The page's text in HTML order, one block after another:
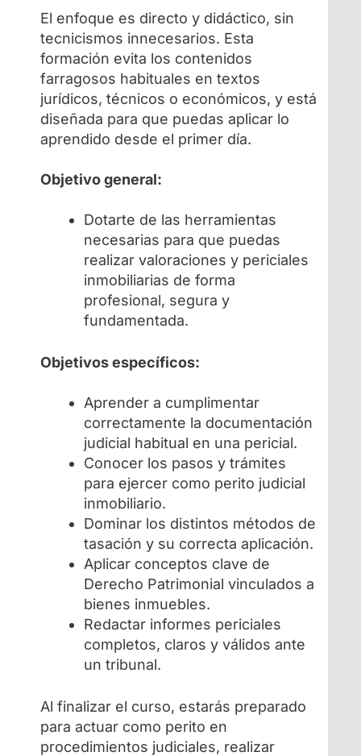
El enfoque es directo y didáctico, sin
tecnicismos innecesarios. Esta
formación evita los contenidos
farragosos habituales en textos
jurídicos, técnicos o económicos, y está
diseñada para que puedas aplicar lo
aprendido desde el primer día.
Objetivo general:
Dotarte de las herramientas
necesarias para que puedas
realizar valoraciones y periciales
inmobiliarias de forma
profesional, segura y
fundamentada.
Objetivos específicos:
Aprender a cumplimentar
correctamente la documentación
judicial habitual en una pericial.
Conocer los pasos y trámites
para ejercer como perito judicial
inmobiliario.
Dominar los distintos métodos de
tasación y su correcta aplicación.
Aplicar conceptos clave de
Derecho Patrimonial vinculados a
bienes inmuebles.
Redactar informes periciales
completos, claros y válidos ante
un tribunal.
Al finalizar el curso, estarás preparado
para actuar como perito en
procedimientos judiciales, realizar